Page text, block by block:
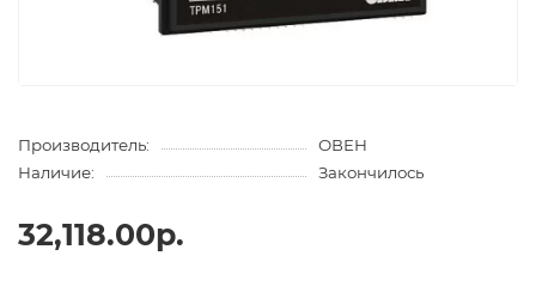
Производитель:
ОВЕН
Наличие:
Закончилось
32,118.00р.